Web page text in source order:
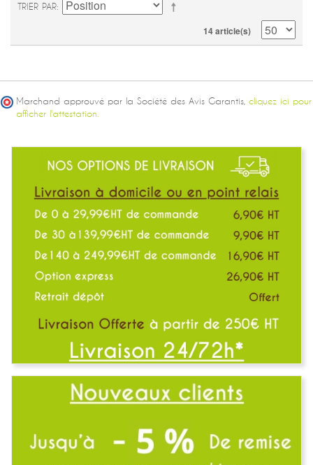
TRIER PAR
14 article(s)
Marchand approuvé par la Société des Avis Garantis, cliquez ici pour
afficher l'attestation.